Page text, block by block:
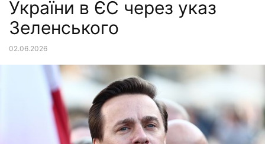
України в ЄС через указ
Зеленського
02.06.2026